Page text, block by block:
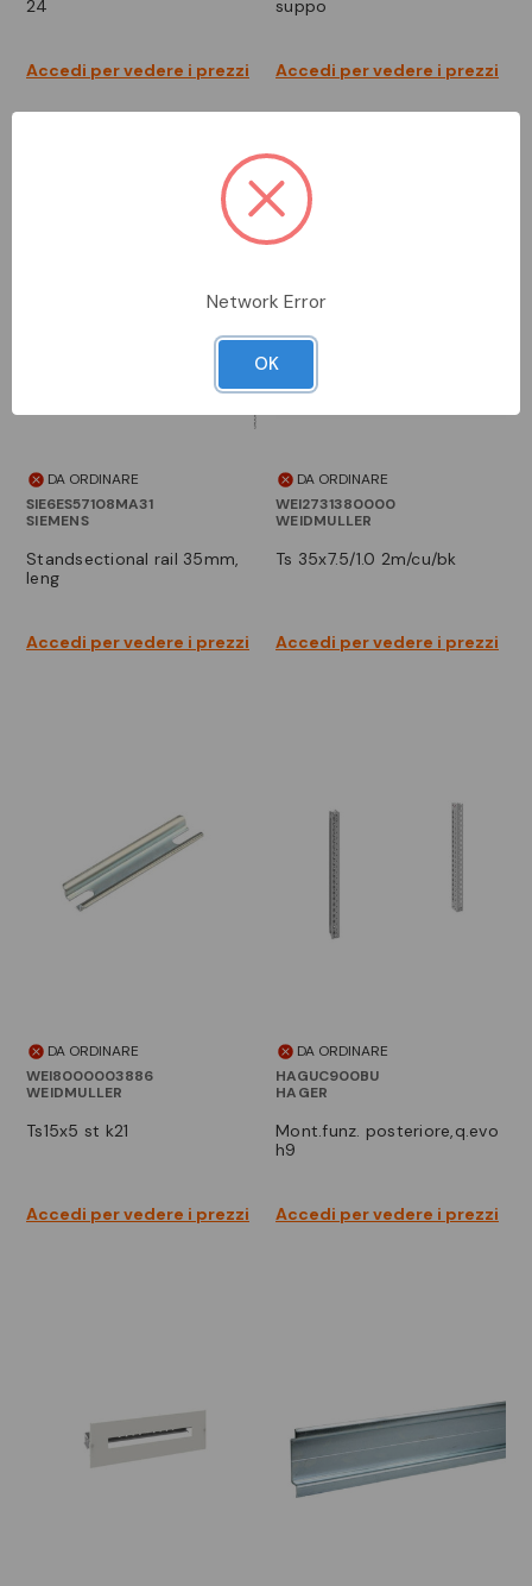
24
Accedi per vedere i prezzi
suppo
Accedi per vedere i prezzi
DA ORDINARE
SIE6ES57108MA31
SIEMENS
standsectional rail 35mm,
leng
Accedi per vedere i prezzi
DA ORDINARE
WEI2731380000
WEIDMULLER
ts 35x7.5/1.0 2m/cu/bk
Accedi per vedere i prezzi
DA ORDINARE
WEI8000003886
WEIDMULLER
ts15x5 st k21
Accedi per vedere i prezzi
DA ORDINARE
HAGUC900BU
HAGER
mont.funz. posteriore,q.evo
h9
Accedi per vedere i prezzi
Network Error
OK